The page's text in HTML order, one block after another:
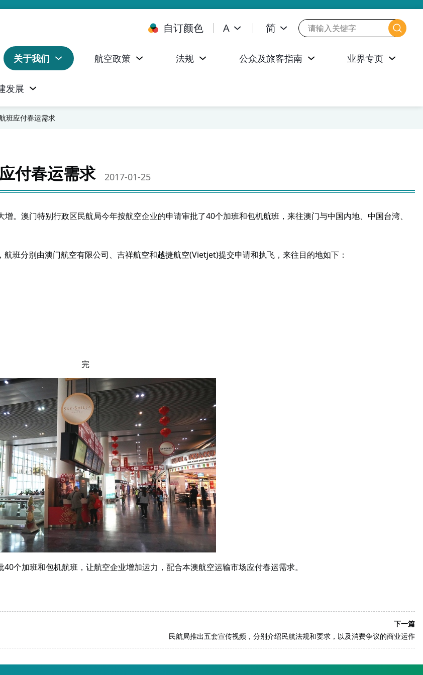
自订颜色 A 简
关于我们 航空政策 法规 公众及旅客指南 业界专页
发展
班应付春运需求
付春运需求 2017-01-25
。澳门特别行政区民航局今年按航空企业的申请审批了40个加班和包机航班，来往澳门与中国内地、中国台湾、
班分别由澳门航空有限公司、吉祥航空和越捷航空(Vietjet)提交申请和执飞，来往目的地如下：
完
个加班和包机航班，让航空企业增加运力，配合本澳航空运输市场应付春运需求。
下一篇
民航局推出五套宣传视频，分别介绍民航法规和要求，以及消费争议的商业运作